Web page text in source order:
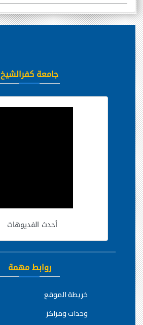
جامعة كفرالشيخ
أحدث الفديوهات
روابط مهمة
خريطة الموقع
وحدات ومراكز